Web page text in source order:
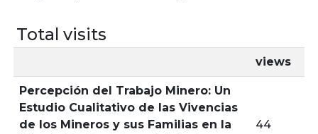
Total visits
views
Percepción del Trabajo Minero: Un
Estudio Cualitativo de las Vivencias
de los Mineros y sus Familias en la
44